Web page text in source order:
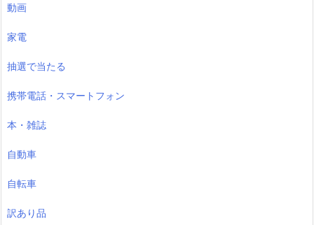
動画
家電
抽選で当たる
携帯電話・スマートフォン
本・雑誌
自動車
自転車
訳あり品